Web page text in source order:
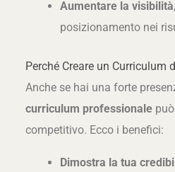
Aumentare la visibilità
posizionamento nei
Perché Creare un Curriculum
Anche se hai una forte
curriculum professionalepuò
competitivo. Ecco i benefici:
Dimostra la tua